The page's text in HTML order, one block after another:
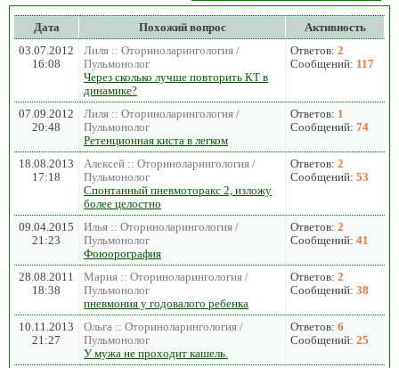
Дата Похожий вопрос
Активность
03.07.2012
16:08
Лиля :: Оториноларингология /
Пульмонолог
Через сколько лучше повторить КТ в
динамике?
Ответов: 2
Сообщений: 117
07.09.2012
20:48
Лиля :: Оториноларингология /
Пульмонолог
Ретенционная киста в легком
Ответов: 1
Сообщений: 74
18.08.2013
17:18
Алексей :: Оториноларингология /
Пульмонолог
Спонтанный пневмоторакс 2, изложу
более целостно
Ответов: 2
Сообщений: 53
09.04.2015
21:23
Илья :: Оториноларингология /
Пульмонолог
Фоюорография
Ответов: 2
Сообщений: 41
28.08.2011
18:38
Мария :: Оториноларингология /
Пульмонолог
пневмония у годовалого ребенка
Ответов: 2
Сообщений: 38
10.11.2013
21:27
Ольга :: Оториноларингология /
Пульмонолог
У мужа не проходит кашель.
Ответов: 6
Сообщений: 25